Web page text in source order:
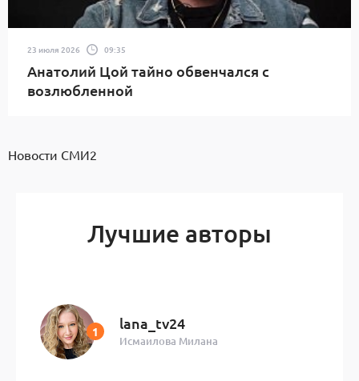
23 июля 2026 09:35
Анатолий Цой тайно обвенчался с
возлюбленной
Новости СМИ2
Лучшие авторы
lana_tv24
Исмаилова Милана